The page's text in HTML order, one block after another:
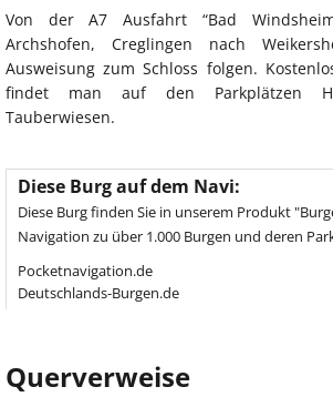
Von der A7 Ausfahrt “Bad
Archshofen, Creglingen nach
Ausweisung zum Schloss folgen.
findet man auf den Parkplätzen
Tauberwiesen.
Diese Burg auf dem Navi:
Diese Burg finden Sie in unserem Produkt
Navigation zu über 1.000 Burgen und deren
Pocketnavigation.de
Deutschlands-Burgen.de
Querverweise